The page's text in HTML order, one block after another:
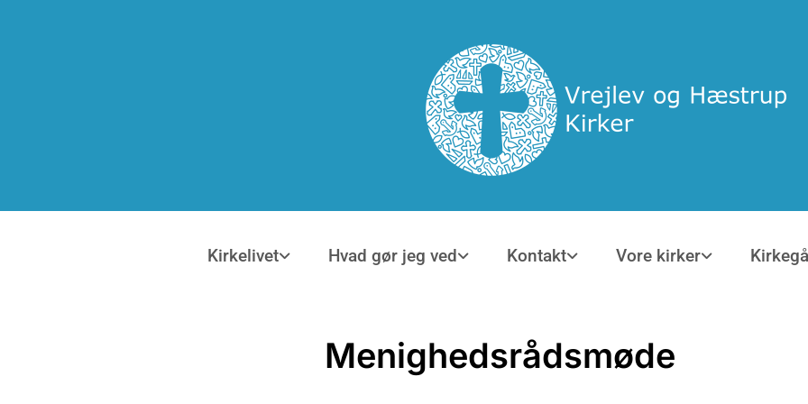
Kirkelivet Hvad gør jeg ved Kontakt Vore kirker
Menighedsrådsmøde